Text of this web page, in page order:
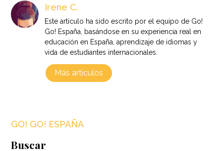
Irene C.
Este artículo ha sido escrito por el equipo de Go!
Go! España, basándose en su experiencia real en
educación en España, aprendizaje de idiomas y
vida de estudiantes internacionales.
Más artículos
GO! GO! ESPAÑA
Buscar